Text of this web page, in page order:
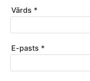
Vārds *
E-pasts *